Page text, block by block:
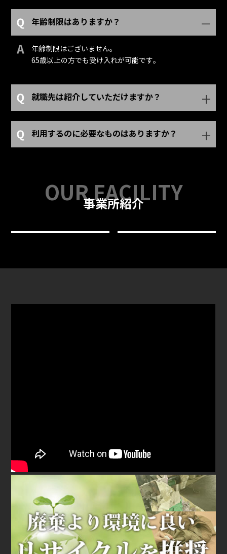
年齢制限はありますか？
年齢制限はございません。
65歳以上の方でも受け入れが可能です。
就職先は紹介していただけますか？
利用するのに必要なものはありますか？
事業所紹介
アトラス
アトラス
アトラス
アトラス